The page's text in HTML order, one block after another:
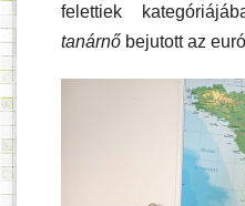
felettiek
tanárnő bejutott az